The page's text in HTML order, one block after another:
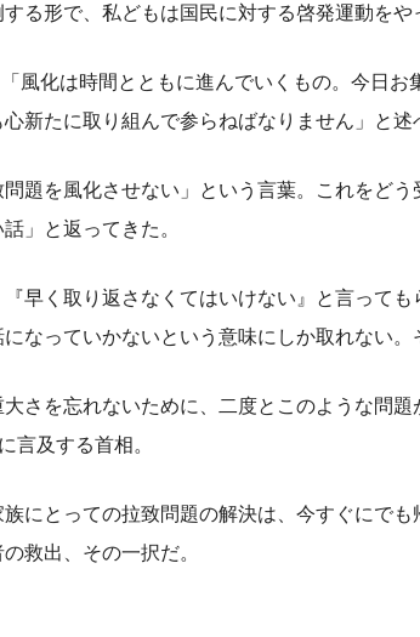
る形で、私どもは国民に対する啓発運動をや
風化は時間とともに進んでいくもの。今日
新たに取り組んで参らねばなりません」と述
題を風化させない」という言葉。これをど
」と返ってきた。
『早く取り返さなくてはいけない』と言って
なっていかないという意味にしか取れない。
さを忘れないために、二度とこのような問
言及する首相。
にとっての拉致問題の解決は、今すぐにで
救出、その一択だ。